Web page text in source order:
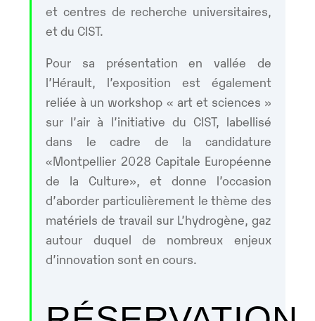
et centres de recherche universitaires,
et du CIST.
Pour sa présentation en vallée de
l’Hérault, l’exposition est également
reliée à un workshop « art et sciences »
sur l’air à l’initiative du CIST, labellisé
dans le cadre de la candidature
«Montpellier 2028 Capitale Européenne
de la Culture», et donne l’occasion
d’aborder particulièrement le thème des
matériels de travail sur L’hydrogène, gaz
autour duquel de nombreux enjeux
d’innovation sont en cours.